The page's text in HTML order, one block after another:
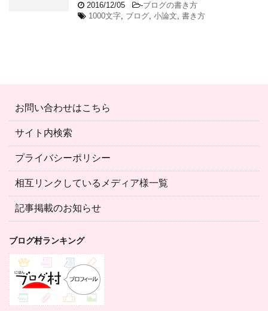
2016/12/05 -ブログの書き方
1000文字, ブログ, 小論文, 書き方
お問い合わせはこちら
サイト内検索
プライバシーポリシー
相互リンクしているメディア様一覧
記事掲載のお知らせ
ブログ村ランキング